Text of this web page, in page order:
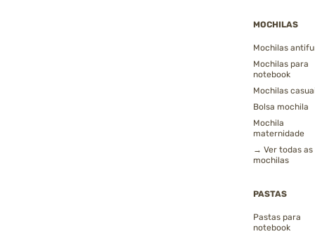
MOCHILAS
Mochilas
Mochilas para
notebook
Mochilas
Bolsa mochila
Mochila
maternidade
→ Ver todas as
mochilas
PASTAS
Pastas para
notebook